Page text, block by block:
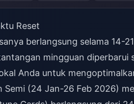
Reset
berlangsung selama 14-
mingguan diperbarui
Anda untuk
Semi (24 Jan-26 Feb 2026)